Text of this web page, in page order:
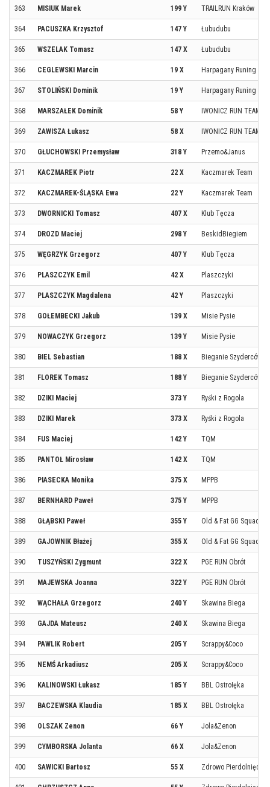
363 MISIUK Marek 199 Y TRAILRUN Kraków
364 PACUSZKA Krzysztof 147 Y Łubudubu
365 WSZELAK Tomasz 147 X Łubudubu
366 CEGLEWSKI Marcin 19 X Harpagany Runing
367 STOLIŃSKI Dominik 19 Y Harpagany Runing
368 MARSZAŁEK Dominik 58 Y IWONICZ RUN TEAM
369 ZAWISZA Łukasz 58 X IWONICZ RUN TEAM
370 GŁUCHOWSKI Przemysław 318 Y Przemo&Janus
371 KACZMAREK Piotr 22 X Kaczmarek Team
372 KACZMAREK-ŚLĄSKA Ewa 22 Y Kaczmarek Team
373 DWORNICKI Tomasz 407 X Klub Tęcza
374 DROZD Maciej 298 Y BeskidBiegiem
375 WĘGRZYK Grzegorz 407 Y Klub Tęcza
376 PLASZCZYK Emil 42 X Plaszczyki
377 PLASZCZYK Magdalena 42 Y Plaszczyki
378 GOŁEMBECKI Jakub 139 X Misie Pysie
379 NOWACZYK Grzegorz 139 Y Misie Pysie
380 BIEL Sebastian 188 X Bieganie Szyderców
381 FLOREK Tomasz 188 Y Bieganie Szyderców
382 DZIKI Maciej 373 Y Ryśki z Rogola
383 DZIKI Marek 373 X Ryśki z Rogola
384 FUS Maciej 142 Y TQM
385 PANTOŁ Mirosław 142 X TQM
386 PIASECKA Monika 375 X MPPB
387 BERNHARD Paweł 375 Y MPPB
388 GŁĄBSKI Paweł 355 Y Old & Fat GG Squad
389 GAJOWNIK Błażej 355 X Old & Fat GG Squad
390 TUSZYŃSKI Zygmunt 322 X PGE RUN Obrót
391 MAJEWSKA Joanna 322 Y PGE RUN Obrót
392 WĄCHAŁA Grzegorz 240 Y Skawina Biega
393 GAJDA Mateusz 240 X Skawina Biega
394 PAWLIK Robert 205 Y Scrappy&Coco
395 NEMŚ Arkadiusz 205 X Scrappy&Coco
396 KALINOWSKI Łukasz 185 Y BBL Ostrołęka
397 BACZEWSKA Klaudia 185 X BBL Ostrołęka
398 OLSZAK Zenon 66 Y Jola&Zenon
399 CYMBORSKA Jolanta 66 X Jola&Zenon
400 SAWICKI Bartosz 55 X Zdrowo Pierdolnięci